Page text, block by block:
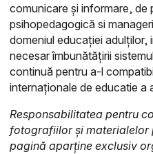
comunicare și informare,
psihopedagogică si
domeniul educației
necesar îmbunătățirii
continuă pentru a-l
internaționale de educatie a
Responsabilitatea pentru
fotografiilor și materialelor
pagină aparține exclusiv